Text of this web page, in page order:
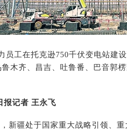
员工在托克逊750千伏变电站建
木齐、昌吉、吐鲁番、巴音郭
报记者 王永飞
新疆处于国家重大战略引领、